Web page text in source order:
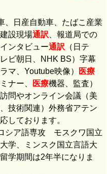
日産自動車、たばこ産業
建設現場通訳 、報道局での
ンタビュー通訳 （日テ
ビ朝日、NHK BS）字幕
マ、Youtube映像）
医療
ナー、 医療機器、監査）
問やオンライン会議（美
技術関連）外務省アテン
しております。
シア語専攻 モスクワ国立
学、ミンスク国立言語大
学期間は2年半になりま